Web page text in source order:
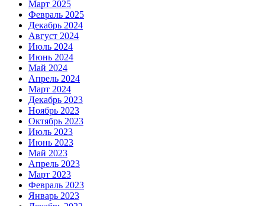
Март 2025
Февраль 2025
Декабрь 2024
Август 2024
Июль 2024
Июнь 2024
Май 2024
Апрель 2024
Март 2024
Декабрь 2023
Ноябрь 2023
Октябрь 2023
Июль 2023
Июнь 2023
Май 2023
Апрель 2023
Март 2023
Февраль 2023
Январь 2023